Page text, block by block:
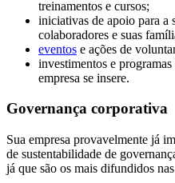
treinamentos e cursos;
iniciativas de apoio para a
colaboradores e suas
eventos e ações de
investimentos e
empresa se insere.
Governança corporativa
Sua empresa provavelmente já
de sustentabilidade de
já que são os mais difundidos